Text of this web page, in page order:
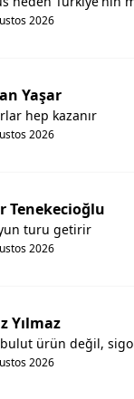
2026
Yaşar
2026
hep kazanır
Tenekecioğlu
2026
turu getirir
Yılmaz
2026
ürün değil,